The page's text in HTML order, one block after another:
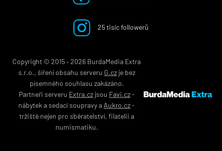
25 tisíc followerů
Copyright © 2015 ‐ 2026 BurdaMedia Extra
s.r.o., šíření obsahu serveru G.czje bez
písemného souhlasu zakázáno.
Partneři serveru Extra.czjsou Favi.cz-
nábyteka sedací soupravyaAukro.cz-
tržiště nejen pro sběratelství, filatelii a
numismatiku.